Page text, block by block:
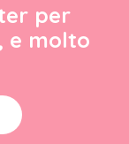
per
e molto